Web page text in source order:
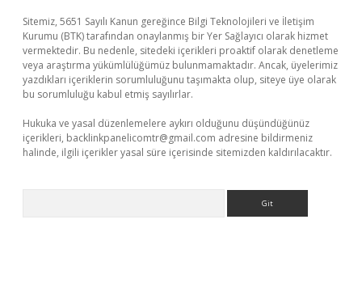
Sitemiz, 5651 Sayılı Kanun gereğince Bilgi Teknolojileri ve İletişim
Kurumu (BTK) tarafından onaylanmış bir Yer Sağlayıcı olarak hizmet
vermektedir. Bu nedenle, sitedeki içerikleri proaktif olarak denetleme
veya araştırma yükümlülüğümüz bulunmamaktadır. Ancak, üyelerimiz
yazdıkları içeriklerin sorumluluğunu taşımakta olup, siteye üye olarak
bu sorumluluğu kabul etmiş sayılırlar.
Hukuka ve yasal düzenlemelere aykırı olduğunu düşündüğünüz
içerikleri, backlinkpanelicomtr@gmail.com adresine bildirmeniz
halinde, ilgili içerikler yasal süre içerisinde sitemizden kaldırılacaktır.